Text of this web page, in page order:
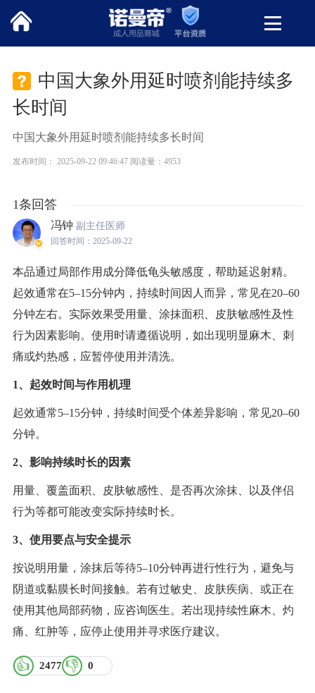
中国大象外用延时喷剂能持续多
长时间
中国大象外用延时喷剂能持续多长时间
发布时间： 2025-09-22 09:46:47 阅读量：4953
1条回答
冯钟 副主任医师
回答时间：2025-09-22
本品通过局部作用成分降低龟头敏感度，帮助延迟射精。
起效通常在5–15分钟内，持续时间因人而异，常见在20–60
分钟左右。实际效果受用量、涂抹面积、皮肤敏感性及性
行为因素影响。使用时请遵循说明，如出现明显麻木、刺
痛或灼热感，应暂停使用并清洗。
1、起效时间与作用机理
起效通常5–15分钟，持续时间受个体差异影响，常见20–60
分钟。
2、影响持续时长的因素
用量、覆盖面积、皮肤敏感性、是否再次涂抹、以及伴侣
行为等都可能改变实际持续时长。
3、使用要点与安全提示
按说明用量，涂抹后等待5–10分钟再进行性行为，避免与
阴道或黏膜长时间接触。若有过敏史、皮肤疾病、或正在
使用其他局部药物，应咨询医生。若出现持续性麻木、灼
痛、红肿等，应停止使用并寻求医疗建议。
👍 2477 👎 0